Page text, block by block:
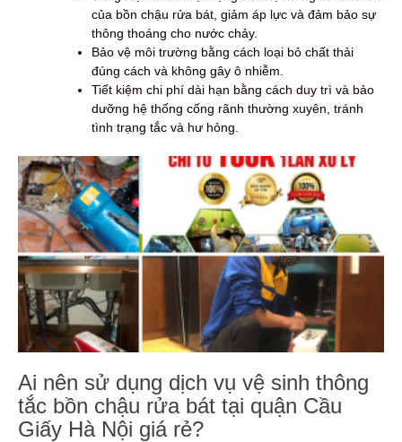
của bồn chậu rửa bát, giảm áp lực và đảm bảo sự
thông thoáng cho nước chảy.
Bảo vệ môi trường bằng cách loại bỏ chất thải
đúng cách và không gây ô nhiễm.
Tiết kiệm chi phí dài hạn bằng cách duy trì và bảo
dưỡng hệ thống cống rãnh thường xuyên, tránh
tình trạng tắc và hư hỏng.
Ai nên sử dụng dịch vụ vệ sinh thông
tắc bồn chậu rửa bát tại quận Cầu
Giấy Hà Nội giá rẻ?